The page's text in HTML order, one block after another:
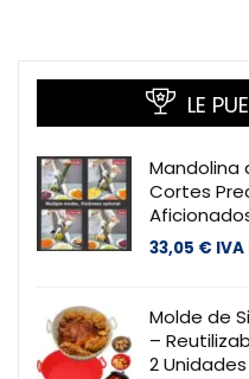
LE
Mandolina
Cortes
33,05 €
Molde de
–
2 Unidades